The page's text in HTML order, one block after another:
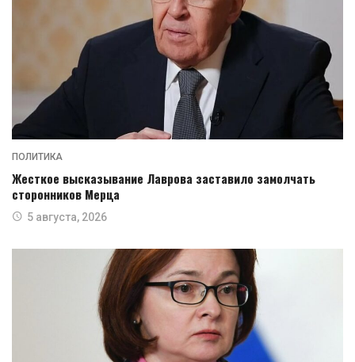
ПОЛИТИКА
Жесткое высказывание Лаврова заставило замолчать
сторонников Мерца
5 августа, 2026